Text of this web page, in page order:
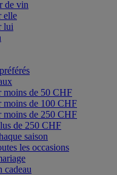
de vin
elle
lui
moins de 50 CHF
moins de 100 CHF
moins de 250 CHF
de 250 CHF
saison
les occasions
cadeau